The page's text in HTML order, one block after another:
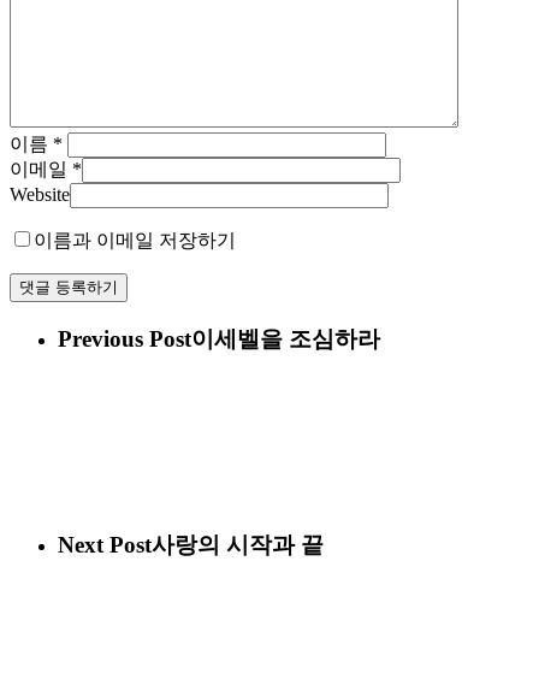
이름 *
이메일 *
Website
이름과 이메일 저장하기
Previous Post이세벨을 조심하라
Next Post사랑의 시작과 끝